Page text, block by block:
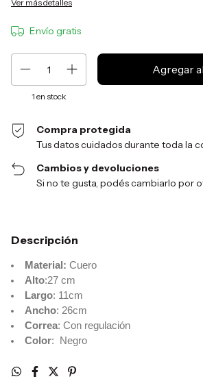
Ver más detalles
Envío gratis
1 en stock
Compra protegida
Tus datos cuidados durante toda la
Cambios y devoluciones
Si no te gusta, podés cambiarlo por
Descripción
Material: Cuero
Alto:27 cm
Largo: 11cm
Ancho: 26cm
Correa: Con regulación
Color: Negro